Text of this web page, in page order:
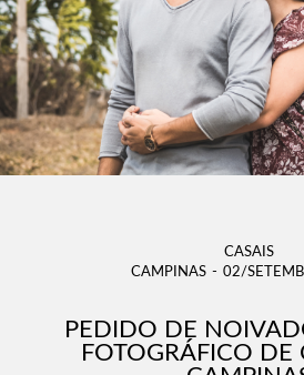
CASAIS
CAMPINAS
02/
PEDIDO DE
FOTOGRÁFICO DE